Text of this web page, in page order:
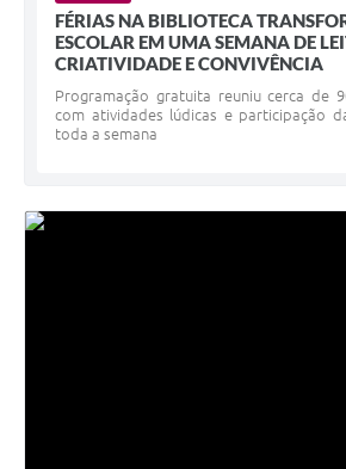
FÉRIAS NA BIBLIOTECA
ESCOLAR EM UMA SEMANA DE
CRIATIVIDADE E CONVIVÊNCIA
Programação gratuita reuniu cerca de
com atividades lúdicas e participação
toda a semana